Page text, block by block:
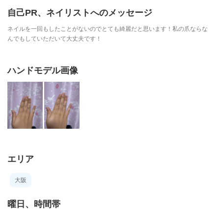
自己PR、ネイリストへのメッセージ
ネイルを一回もしたことがないのでとても綺麗だと思います！私の爪ならな
んでもしていただいて大丈夫です！
ハンドモデル画像
エリア
大阪
曜日、時間帯